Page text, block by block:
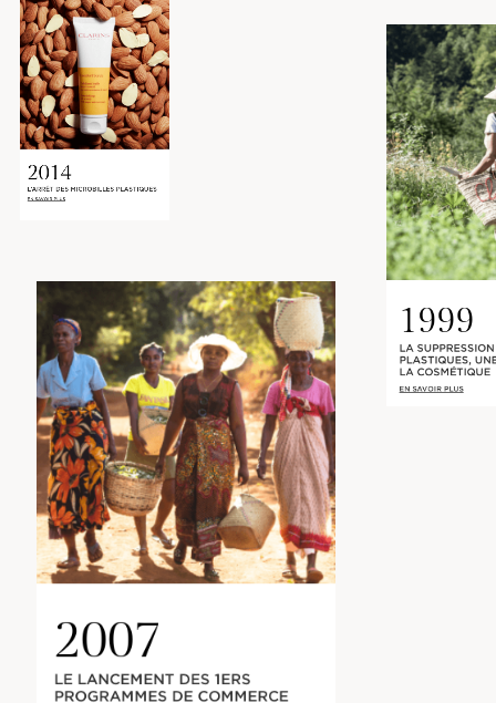
2014
L’ARRÊT DES MICROBILLES PLASTIQUES
EN SAVOIR PLUS
2007
LE LANCEMENT DES 1ERS
PROGRAMMES DE COMMERCE
1999
LA
PLASTIQUES,
LA COSMÉTIQUE
EN SAVOIR PLUS